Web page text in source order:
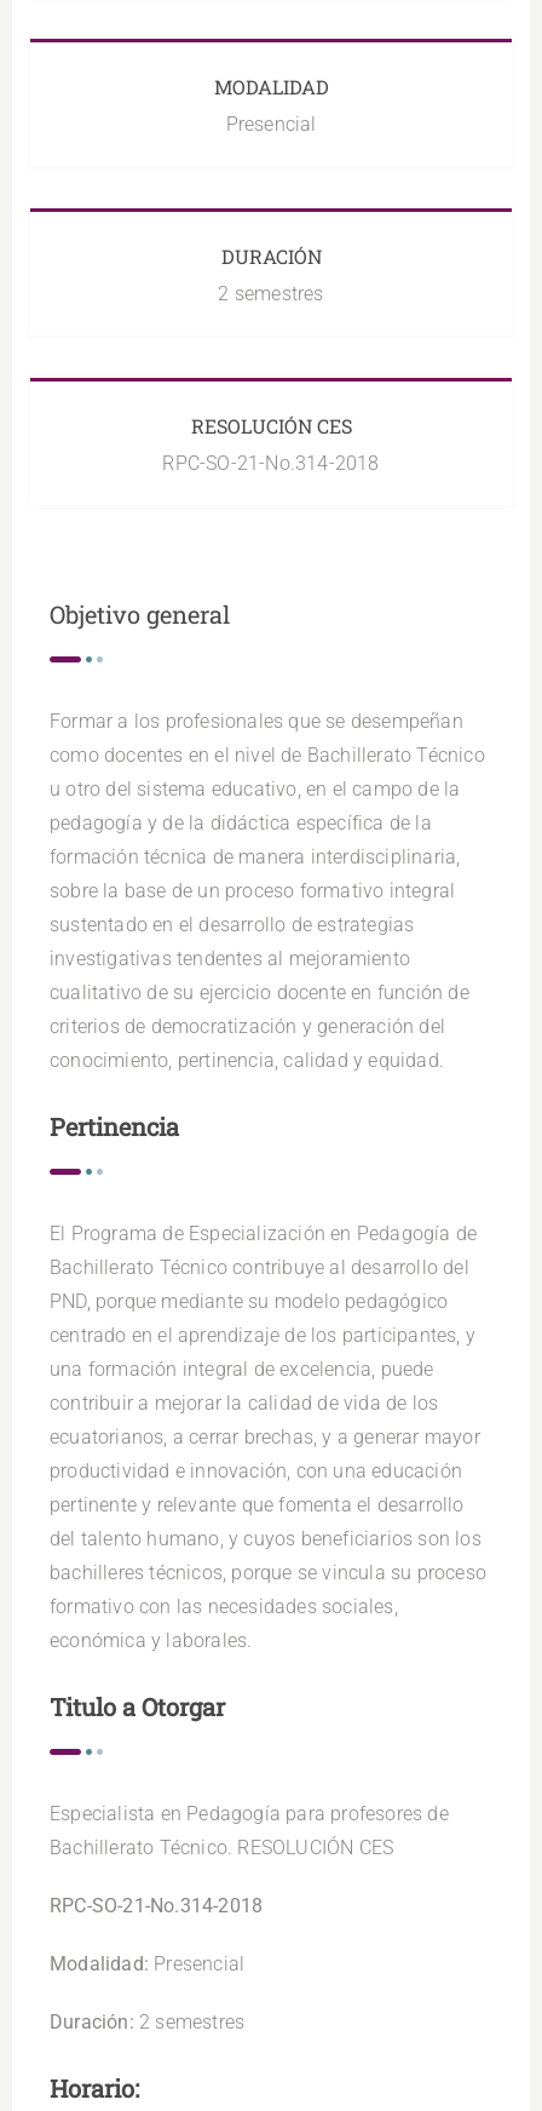
MODALIDAD
Presencial
DURACIÓN
2 semestres
RESOLUCIÓN CES
RPC-SO-21-No.314-2018
Objetivo general
Formar a los profesionales que se desempeñan
como docentes en el nivel de Bachillerato Técnico
u otro del sistema educativo, en el campo de la
pedagogía y de la didáctica específica de la
formación técnica de manera interdisciplinaria,
sobre la base de un proceso formativo integral
sustentado en el desarrollo de estrategias
investigativas tendentes al mejoramiento
cualitativo de su ejercicio docente en función de
criterios de democratización y generación del
conocimiento, pertinencia, calidad y equidad.
Pertinencia
El Programa de Especialización en Pedagogía de
Bachillerato Técnico contribuye al desarrollo del
PND, porque mediante su modelo pedagógico
centrado en el aprendizaje de los participantes, y
una formación integral de excelencia, puede
contribuir a mejorar la calidad de vida de los
ecuatorianos, a cerrar brechas, y a generar mayor
productividad e innovación, con una educación
pertinente y relevante que fomenta el desarrollo
del talento humano, y cuyos beneficiarios son los
bachilleres técnicos, porque se vincula su proceso
formativo con las necesidades sociales,
económica y laborales.
Titulo a Otorgar
Especialista en Pedagogía para profesores de
Bachillerato Técnico. RESOLUCIÓN CES
RPC-SO-21-No.314-2018
Modalidad: Presencial
Duración: 2 semestres
Horario: